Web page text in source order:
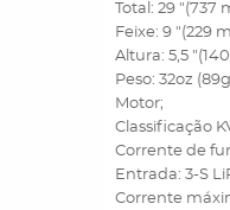
Total: 29 "(737
Feixe: 9 "(229
Altura: 5,5
Peso: 32oz
Motor;
Classificação
Corrente de
Entrada: 3-S
Corrente